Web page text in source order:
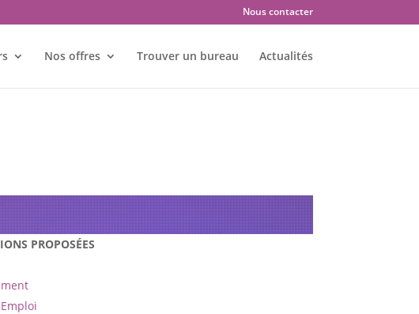
Nous contacter
Nos offres Trouver un bureau Actualités
: ROMORANTIN – 41200
PROPOSÉES